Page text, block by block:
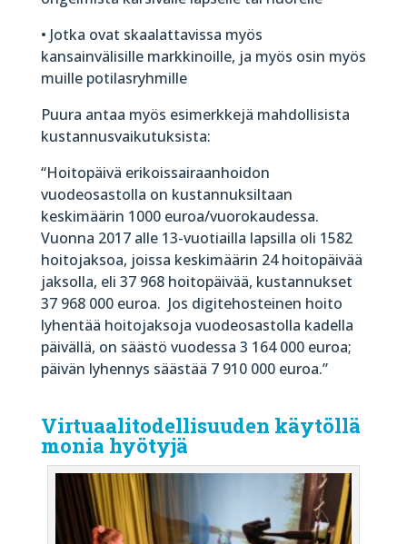
• Jotka ovat skaalattavissa myös
kansainvälisille markkinoille, ja myös osin myös
muille potilasryhmille
Puura antaa myös esimerkkejä mahdollisista
kustannusvaikutuksista:
“Hoitopäivä erikoissairaanhoidon
vuodeosastolla on kustannuksiltaan
keskimäärin 1000 euroa/vuorokaudessa.
Vuonna 2017 alle 13-vuotiailla lapsilla oli 1582
hoitojaksoa, joissa keskimäärin 24 hoitopäivää
jaksolla, eli 37 968 hoitopäivää, kustannukset
37 968 000 euroa. Jos digitehosteinen hoito
lyhentää hoitojaksoja vuodeosastolla kadella
päivällä, on säästö vuodessa 3 164 000 euroa;
päivän lyhennys säästää 7 910 000 euroa.”
Virtuaalitodellisuuden käytöllä
monia hyötyjä